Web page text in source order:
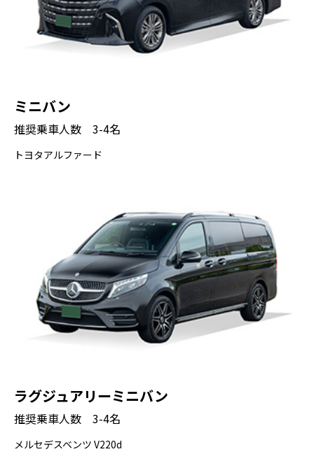
ミニバン
推奨乗車人数 3-4名
トヨタアルファード
ラグジュアリーミニバン
推奨乗車人数 3-4名
メルセデスベンツ V220d